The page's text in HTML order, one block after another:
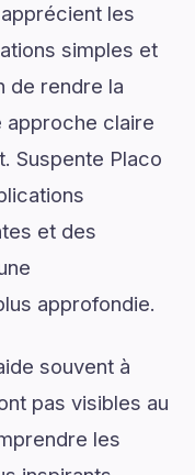
les
simples et
de rendre la
approche claire
Suspente Placo
et des
approfondie.
souvent à
pas visibles au
les